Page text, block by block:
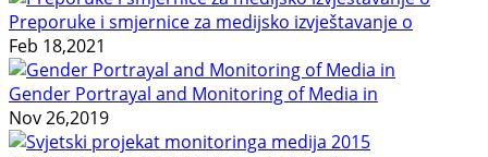
Preporuke i smjernice za medijsko izvještavanje o
Feb 18,2021
Gender Portrayal and Monitoring of Media in
Nov 26,2019